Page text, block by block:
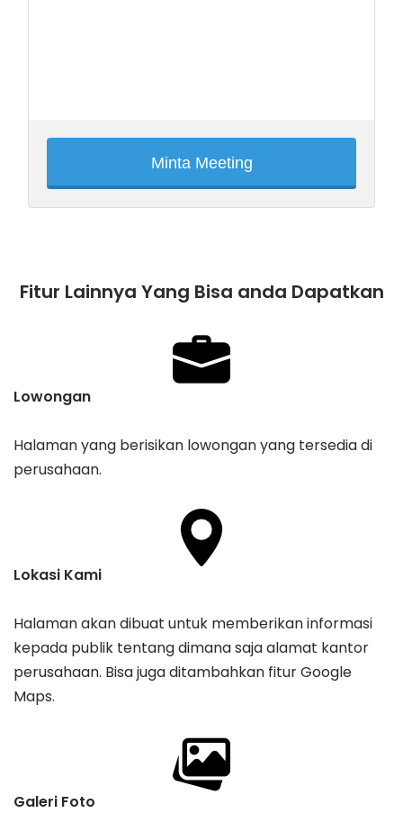
Minta Meeting
Fitur Lainnya Yang Bisa anda Dapatkan
Lowongan
Halaman yang berisikan lowongan yang tersedia di
perusahaan.
Lokasi Kami
Halaman akan dibuat untuk memberikan informasi
kepada publik tentang dimana saja alamat kantor
perusahaan. Bisa juga ditambahkan fitur Google
Maps.
Galeri Foto